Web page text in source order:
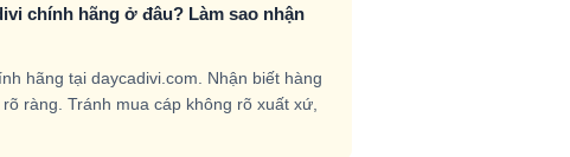
chính hãng ở đâu? Làm sao nhận
hãng tại daycadivi.com. Nhận biết hàng
ràng. Tránh mua cáp không rõ xuất xứ,